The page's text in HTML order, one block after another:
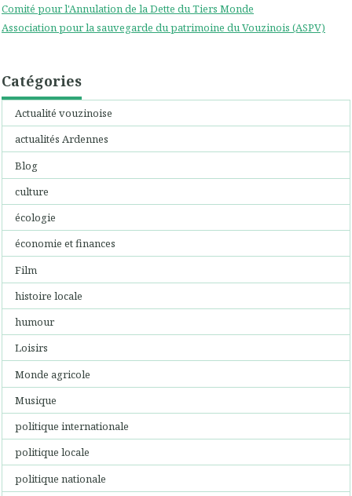
Comité pour l'Annulation de la Dette du Tiers Monde
Association pour la sauvegarde du patrimoine du Vouzinois (ASPV)
Catégories
Actualité vouzinoise
actualités Ardennes
Blog
culture
écologie
économie et finances
Film
histoire locale
humour
Loisirs
Monde agricole
Musique
politique internationale
politique locale
politique nationale